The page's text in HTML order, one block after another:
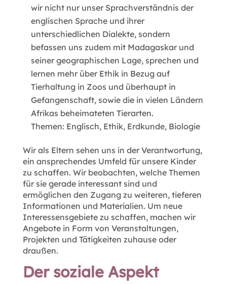
wir nicht nur unser Sprachverständnis der
englischen Sprache und ihrer
unterschiedlichen Dialekte, sondern
befassen uns zudem mit Madagaskar und
seiner geographischen Lage, sprechen und
lernen mehr über Ethik in Bezug auf
Tierhaltung in Zoos und überhaupt in
Gefangenschaft, sowie die in vielen Ländern
Afrikas beheimateten Tierarten.
Themen: Englisch, Ethik, Erdkunde, Biologie
Wir als Eltern sehen uns in der Verantwortung,
ein ansprechendes Umfeld für unsere Kinder
zu schaffen. Wir beobachten, welche Themen
für sie gerade interessant sind und
ermöglichen den Zugang zu weiteren, tieferen
Informationen und Materialien. Um neue
Interessensgebiete zu schaffen, machen wir
Angebote in Form von Veranstaltungen,
Projekten und Tätigkeiten zuhause oder
draußen.
Der soziale Aspekt